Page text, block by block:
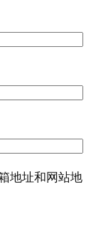
地址和网站地